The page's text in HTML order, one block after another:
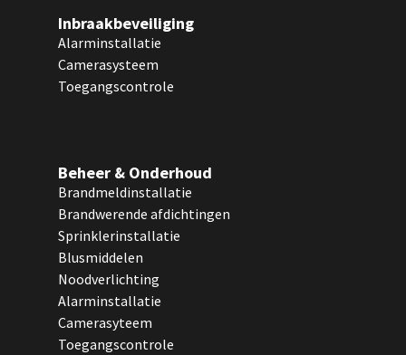
Inbraakbeveiliging
Alarminstallatie
Camerasysteem
Toegangscontrole
Beheer & Onderhoud
Brandmeldinstallatie
Brandwerende afdichtingen
Sprinklerinstallatie
Blusmiddelen
Noodverlichting
Alarminstallatie
Camerasyteem
Toegangscontrole